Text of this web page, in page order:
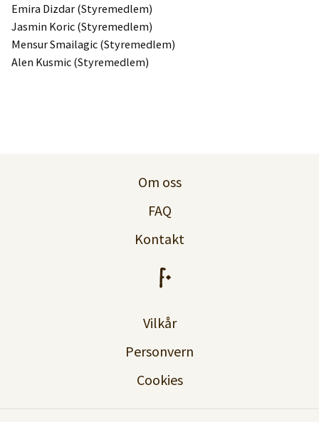
Emira Dizdar (Styremedlem)
Jasmin Koric (Styremedlem)
Mensur Smailagic (Styremedlem)
Alen Kusmic (Styremedlem)
Om oss
FAQ
Kontakt
Vilkår
Personvern
Cookies